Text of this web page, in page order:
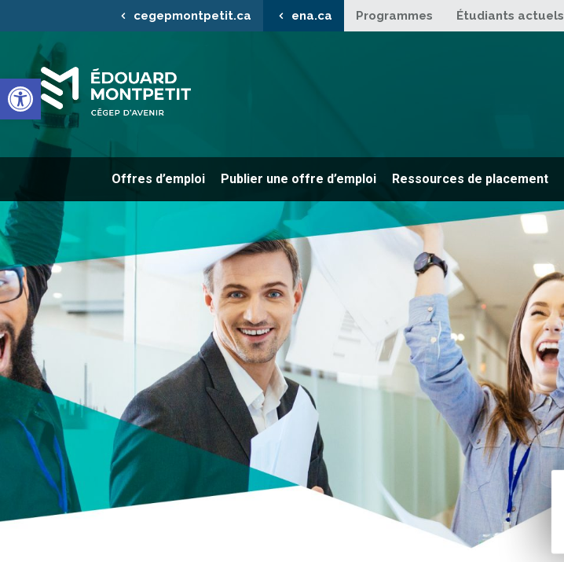
Ouvrir la barre d’outils
cegepmontpetit.ca ena.ca Programmes Étudiants actuels
Offres d’emploi Publier une offre d’emploi Ressources de placement